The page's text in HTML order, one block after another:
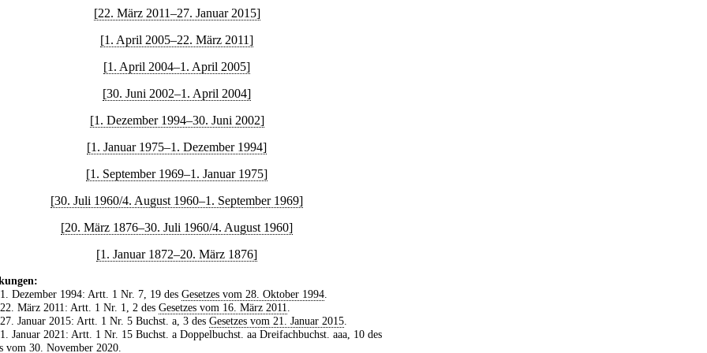
[22. März 2011–27. Januar 2015]
[1. April 2005–22. März 2011]
[1. April 2004–1. April 2005]
[30. Juni 2002–1. April 2004]
[1. Dezember 1994–30. Juni 2002]
[1. Januar 1975–1. Dezember 1994]
[1. September 1969–1. Januar 1975]
[30. Juli 1960/4. August 1960–1. September 1969]
[20. März 1876–30. Juli 1960/4. August 1960]
[1. Januar 1872–20. März 1876]
. 1. Dezember 1994: Artt. 1 Nr. 7, 19 des Gesetzes vom 28. Oktober 1994.
März 2011: Artt. 1 Nr. 1, 2 des Gesetzes vom 16. März 2011
Januar 2015: Artt. 1 Nr. 5 Buchst. a, 3 des Gesetzes vom 21. Januar 2015.
Januar 2021: Artt. 1 Nr. 15 Buchst. a Doppelbuchst. aa Dreifachbuchst. aaa, 10 des
vom 30. November 2020